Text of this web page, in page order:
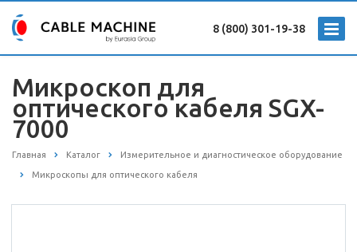
8 (800) 301-19-38
Микроскоп для
оптического кабеля SGX-
7000
Главная Каталог Измерительное и диагностическое оборудование
Микроскопы для оптического кабеля